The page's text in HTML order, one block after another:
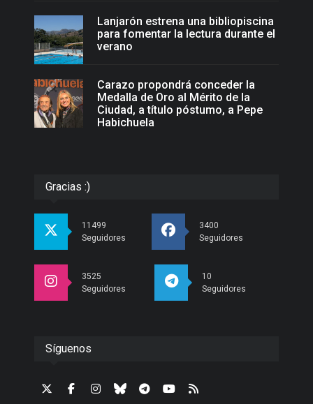
Lanjarón estrena una bibliopiscina
para fomentar la lectura durante el
verano
Carazo propondrá conceder la
Medalla de Oro al Mérito de la
Ciudad, a título póstumo, a Pepe
Habichuela
Gracias :)
11499
Seguidores
3400
Seguidores
3525
Seguidores
10
Seguidores
Síguenos